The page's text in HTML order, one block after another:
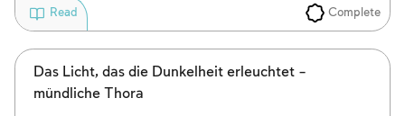
Complete
Read
Das Licht, das die Dunkelheit erleuchtet –
mündliche Thora